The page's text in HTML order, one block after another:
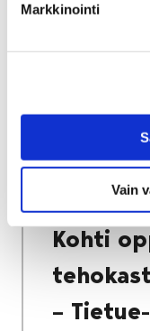
Markkinointi
Vain
hyödyntämistä
ensimmäinen
Kohti
–